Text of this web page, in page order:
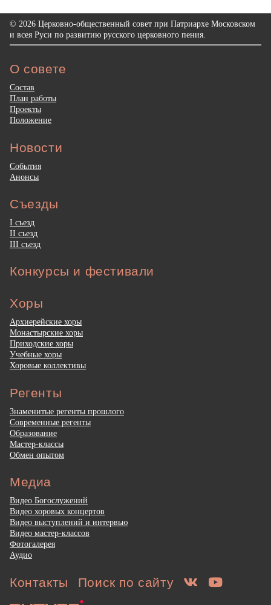
© 2026 Церковно-общественный совет при Патриархе Московском
и всея Руси по развитию русского церковного пения.
О совете
Состав
План работы
Проекты
Положение
Новости
События
Анонсы
Съезды
I съезд
II съезд
III съезд
Конкурсы и фестивали
Хоры
Архиерейские хоры
Монастырские хоры
Приходские хоры
Учебные хоры
Хоровые коллективы
Регенты
Знаменитые регенты прошлого
Современные регенты
Образование
Мастер-классы
Обмен опытом
Медиа
Видео Богослужений
Видео хоровых концертов
Видео выступлений и интервью
Видео мастер-классов
Фотогалерея
Аудио
Контакты Поиск по сайту